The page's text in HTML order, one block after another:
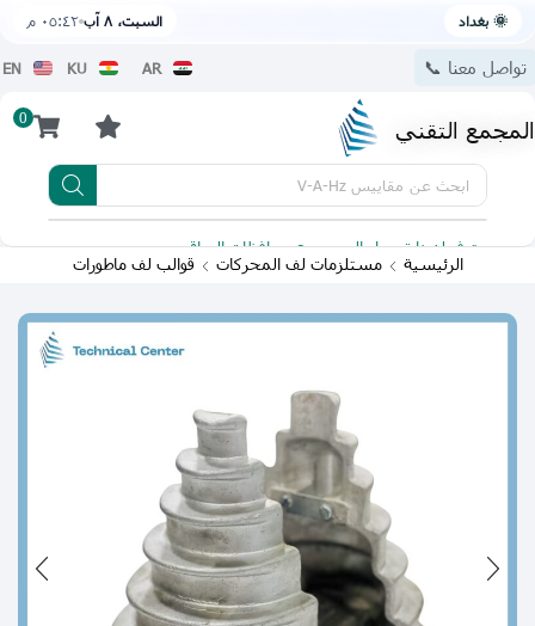
🌞 بغداد السبت، ٨ آب ٠٥:٤٢ م
تواصل معنا 📞 AR
KU
EN
المجمع التقني 0
ابحث عن مقاييس V-A-Hz
يتوفر لدينا توصيل الى جميع محافظات العراق
الرئيسية مستلزمات لف المحركات قوالب لف ماطورات